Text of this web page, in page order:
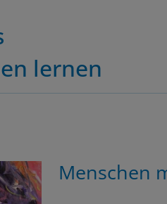
lernen
Menschen